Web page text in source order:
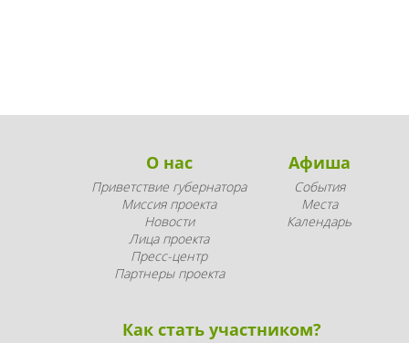
О нас
Приветствие губернатора
Миссия проекта
Новости
Лица проекта
Пресс-центр
Партнеры проекта
Афиша
События
Места
Календарь
Как стать участником?